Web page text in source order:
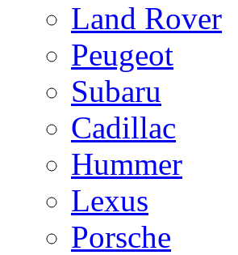
Land Rover
Peugeot
Subaru
Cadillac
Hummer
Lexus
Porsche